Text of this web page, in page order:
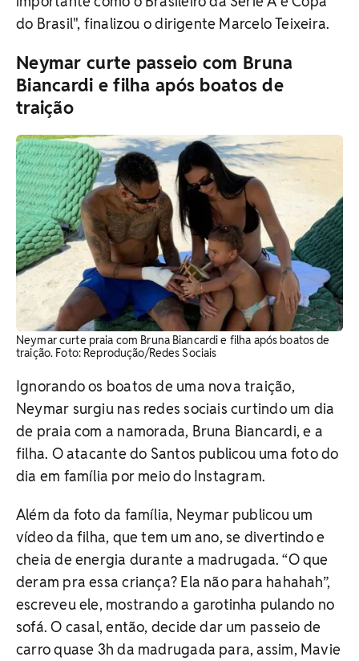
do Brasil", finalizou o dirigente Marcelo Teixeira.
Neymar curte passeio com Bruna
Biancardi e filha após boatos de
traição
Neymar curte praia com Bruna Biancardi e filha após boatos de
traição. Foto: Reprodução/Redes Sociais
Ignorando os boatos de uma nova traição,
Neymar surgiu nas redes sociais curtindo um dia
de praia com a namorada, Bruna Biancardi, e a
filha. O atacante do Santos publicou uma foto do
dia em família por meio do Instagram.
Além da foto da família, Neymar publicou um
vídeo da filha, que tem um ano, se divertindo e
cheia de energia durante a madrugada. “O que
deram pra essa criança? Ela não para hahahah”,
escreveu ele, mostrando a garotinha pulando no
sofá. O casal, então, decide dar um passeio de
carro quase 3h da madrugada para, assim, Mavie